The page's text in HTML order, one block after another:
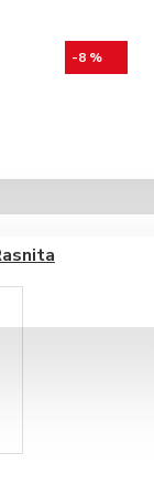
-8 %